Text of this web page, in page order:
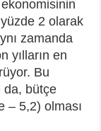
2 olarak
zamanda
yılların en
Bu
da, bütçe
– 5,2) olması